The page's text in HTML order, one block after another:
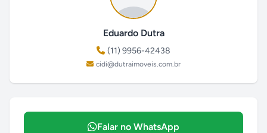
Eduardo Dutra
(11) 9956-42438
cidi@dutraimoveis.com.br
Falar no WhatsApp